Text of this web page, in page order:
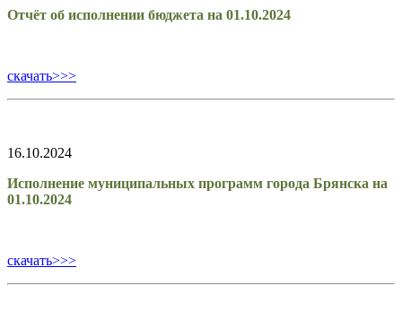
Отчёт об исполнении бюджета на 01.10.2024
скачать>>>
16.10.2024
Исполнение муниципальных программ города Брянска на
01.10.2024
скачать>>>